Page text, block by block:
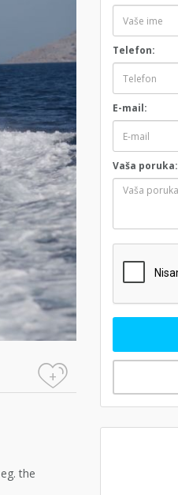
+
the
Telefon:
E-mail:
Vaša poruka: